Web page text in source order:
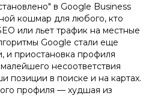
в Google Business
кошмар для любого, кто
или льет трафик на местные
Google стали еще
и приостановка профиля
несоответствия
позиции в поиске и на картах.
профиля — худшая из